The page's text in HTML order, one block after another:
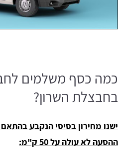
כמה כסף משלמים
בחבצלת השרון?
ישנו מחירון בסיסי הנקבע
ההסעה לא עולה על 50 ק"מ: